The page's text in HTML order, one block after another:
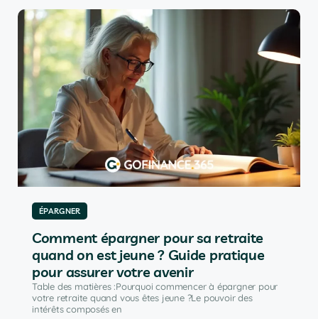
ÉPARGNER
Comment épargner pour sa retraite
quand on est jeune ? Guide pratique
pour assurer votre avenir
Table des matières :Pourquoi commencer à épargner pour
votre retraite quand vous êtes jeune ?Le pouvoir des
intérêts composés en